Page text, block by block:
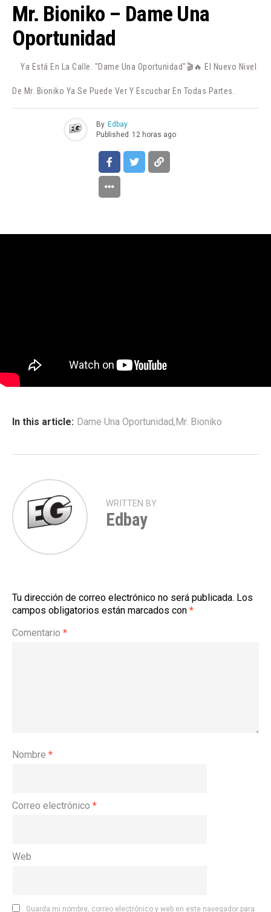
Mr. Bioniko – Dame Una
Oportunidad
Ya Está En La Calle. "Dame Una Oportunidad"🎬🔥 El Nuevo Nivel
De Mr. Bioniko Ya Se Puede Ver Y Escuchar En Todas Partes.
By Edbay
Published 12 horas ago
In this article: Dame Una Oportunidad,Mr. Bioniko
WRITTEN BY
Edbay
Tu dirección de correo electrónico no será publicada. Los
campos obligatorios están marcados con *
Comentario *
Nombre *
Correo electrónico *
Web
Guarda mi nombre, correo electrónico y web en este navegador para